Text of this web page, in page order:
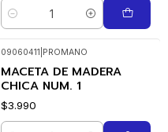
Cantidad
09060411 PROMANO
MACETA DE MADERA
CHICA NUM. 1
$3.990